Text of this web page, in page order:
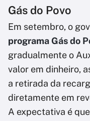
Gás do Povo
Em setembro, o
programa Gás do
gradualmente o
valor em dinheiro,
a retirada da
diretamente em
A expectativa é